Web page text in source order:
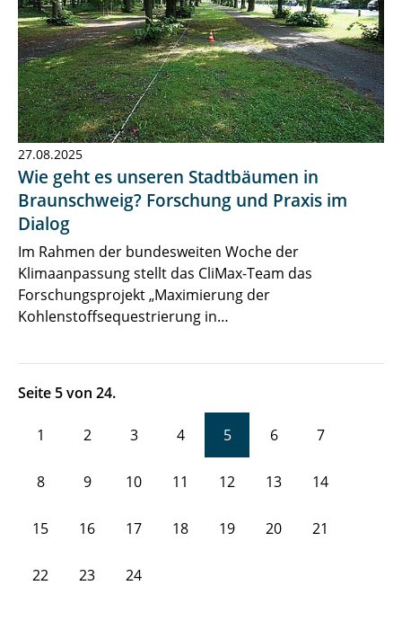
27.08.2025
Wie geht es unseren Stadtbäumen in
Braunschweig? Forschung und Praxis im
Dialog
Im Rahmen der bundesweiten Woche der
Klimaanpassung stellt das CliMax-Team das
Forschungsprojekt „Maximierung der
Kohlenstoffsequestrierung in…
Seite 5 von 24.
1 2 3 4 5 6 7
8 9 10 11 12 13 14
15 16 17 18 19 20 21
22 23 24